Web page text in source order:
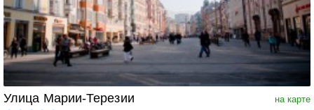
на карте
Улица Марии-Терезии